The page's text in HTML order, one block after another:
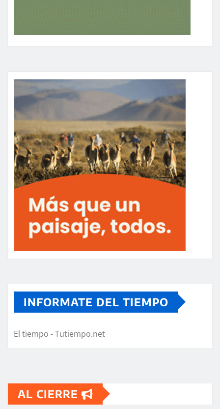
INFORMATE DEL TIEMPO
El tiempo - Tutiempo.net
AL CIERRE